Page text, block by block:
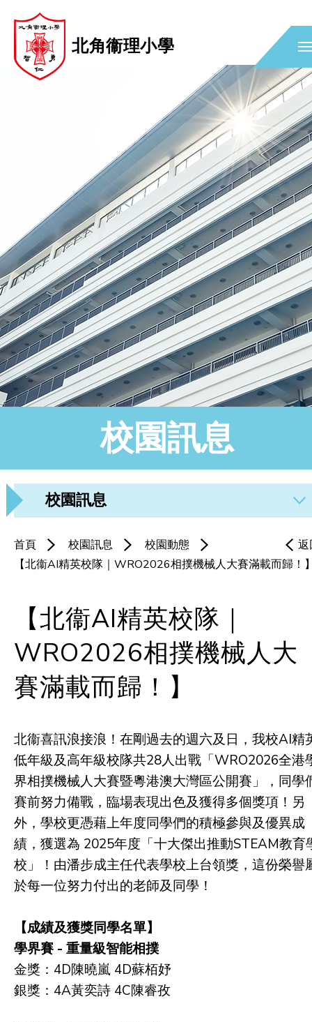
北角衞理小學
校園訊息
校園訊息
返
首頁 校園訊息
校園動態
【北衞AI精英校隊｜WRO2026相撲機械人大賽滿載而歸！
【北衞AI精英校隊｜
WRO2026相撲機械人大
賽滿載而歸！】
北衞喜訊浪接浪！在剛過去的週六及日，我校AI精
低年級及高年級校隊共28人出戰「WRO2026全港
界相撲機械人大賽暨粵港澳大灣區公開賽」，同學
賽前努力備戰，臨場表現出色及獲得多個獎項！另
外，學校更憑藉上年度同學們的積極參與及優異成
績，獲選為 2025年度「十大傑出推動STEAM教育
校」！由潘步成主任代表學校上台領獎，這份榮譽
於每一位努力付出的老師及同學！
【成績及獲獎同學名單】
學界賽 - 重量級智能相撲
金獎：4D陳曉嵐 4D蘇栢妤
銀獎：4A黃奕詩 4C陳睿孜